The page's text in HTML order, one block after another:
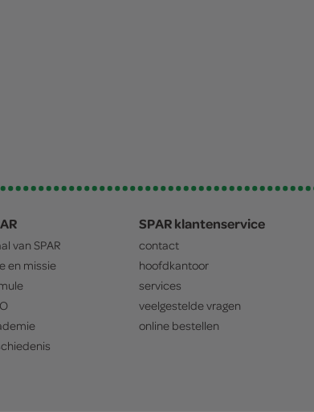
van SPAR
en missie
SPAR klantenservice
contact
hoofdkantoor
services
veelgestelde vragen
online bestellen